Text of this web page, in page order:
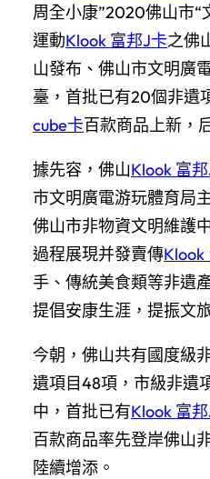
周全小康”2020佛山市“
運動Klook 富邦J卡之佛
山發布、佛山市文明廣
臺，首批已有20個非遺
cube卡百款商品上新，
據先容，佛山Klook 富
市文明廣電游玩體育局
佛山市非物資文明維護
過程展現并發賣傳Klook
手、傳統美食類等非遺
提倡安康生涯，提振文
今朝，佛山共有國度級
遺項目48項，市級非遺
中，首批已有Klook 富
百款商品率先登岸佛山
陸續增添。